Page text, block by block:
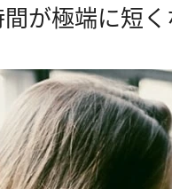
間が極端に短